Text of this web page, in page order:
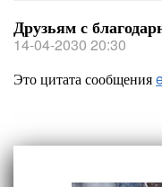
Друзьям с
14-04-2030 20:30
Это цитата сообщения